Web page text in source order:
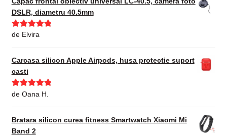
DSLR, diametru 40.5mm
Evaluat la
de Elvira
Carcasa silicon Apple Airpods, husa protectie suport
casti
Evaluat la5
de Oana H.
Bratara silicon curea fitness Smartwatch Xiaomi Mi
Band 2